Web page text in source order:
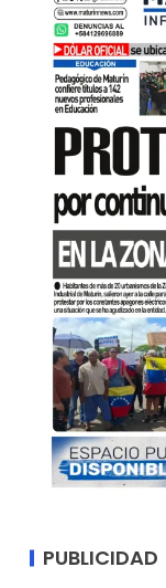
PUBLICIDAD